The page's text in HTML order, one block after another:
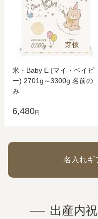
米・Baby E (マイ・ベイビ
ー) 2701g～3300g 名前の
み
6,480円
名入れギ
出産内